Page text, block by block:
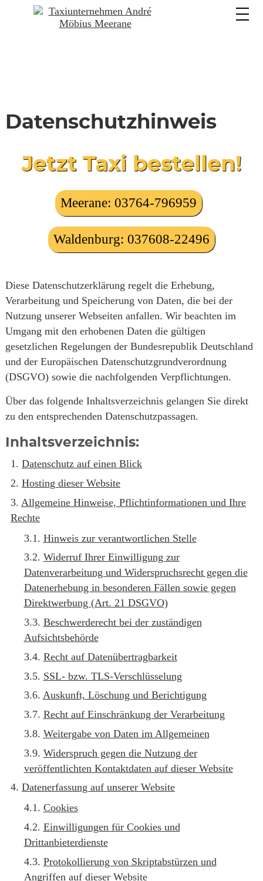
Datenschutzhinweis
Jetzt Taxi bestellen!
Meerane: 03764-796959
Waldenburg: 037608-22496
Diese Datenschutzerklärung regelt die Erhebung,
Verarbeitung und Speicherung von Daten, die bei der
Nutzung unserer Webseiten anfallen. Wir beachten im
Umgang mit den erhobenen Daten die gültigen
gesetzlichen Regelungen der Bundesrepublik Deutschland
und der Europäischen Datenschutzgrundverordnung
(DSGVO) sowie die nachfolgenden Verpflichtungen.
Über das folgende Inhaltsverzeichnis gelangen Sie direkt
zu den entsprechenden Datenschutzpassagen.
Inhaltsverzeichnis:
Datenschutz auf einen Blick
Hosting dieser Website
Allgemeine Hinweise, Pflichtinformationen und Ihre
Rechte
Hinweis zur verantwortlichen Stelle
Widerruf Ihrer Einwilligung zur
Datenverarbeitung und Widerspruchsrecht gegen die
Datenerhebung in besonderen Fällen sowie gegen
Direktwerbung (Art. 21 DSGVO)
Beschwerderecht bei der zuständigen
Aufsichtsbehörde
Recht auf Datenübertragbarkeit
SSL- bzw. TLS-Verschlüsselung
Auskunft, Löschung und Berichtigung
Recht auf Einschränkung der Verarbeitung
Weitergabe von Daten im Allgemeinen
Widerspruch gegen die Nutzung der
veröffentlichten Kontaktdaten auf dieser Website
Datenerfassung auf unserer Website
Cookies
Einwilligungen für Cookies und
Drittanbieterdienste
Protokollierung von Skriptabstürzen und
Angriffen auf dieser Website